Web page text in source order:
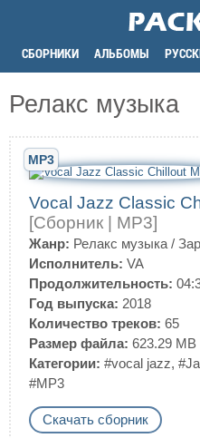
СБОРНИКИ АЛЬБОМЫ
Релакс музыка
MP3
Vocal Jazz Classic
[Сборник | MP3]
Жанр: Релакс музыка /
Исполнитель: VA
Продолжительность:
Год выпуска: 2018
Количество треков: 65
Размер файла: 623.29 MB
Категории: #vocal jazz,
#MP3
Скачать сборник